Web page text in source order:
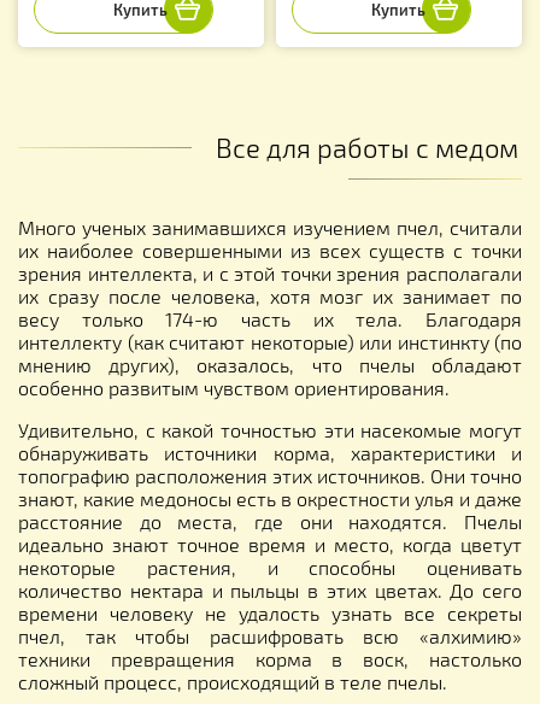
Все для работы с медом
Много ученых занимавшихся изучением пчел, считали
их наиболее совершенными из всех существ с точки
зрения интеллекта, и с этой точки зрения располагали
их сразу после человека, хотя мозг их занимает по
весу только 174-ю часть их тела. Благодаря
интеллекту (как считают некоторые) или инстинкту (по
мнению других), оказалось, что пчелы обладают
особенно развитым чувством ориентирования.
Удивительно, с какой точностью эти насекомые могут
обнаруживать источники корма, характеристики и
топографию расположения этих источников. Они точно
знают, какие медоносы есть в окрестности улья и даже
расстояние до места, где они находятся. Пчелы
идеально знают точное время и место, когда цветут
некоторые растения, и способны оценивать
количество нектара и пыльцы в этих цветах. До сего
времени человеку не удалость узнать все секреты
пчел, так чтобы расшифровать всю «алхимию»
техники превращения корма в воск, настолько
сложный процесс, происходящий в теле пчелы.